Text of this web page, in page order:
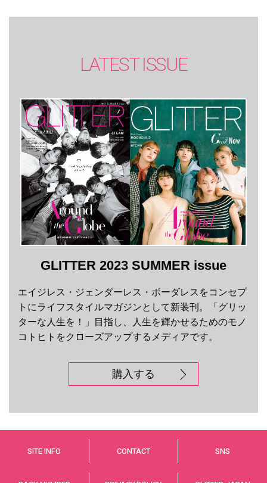
LATEST ISSUE
GLITTER 2023 SUMMER issue
エイジレス・ジェンダーレス・ボーダレスをコンセプ
トにライフスタイルマガジンとして新装刊。「グリッ
ターな人生を！」目指し、人生を輝かせるためのモノ
コトヒトをクローズアップするメディアです。
購入する
SITE INFO CONTACT SNS